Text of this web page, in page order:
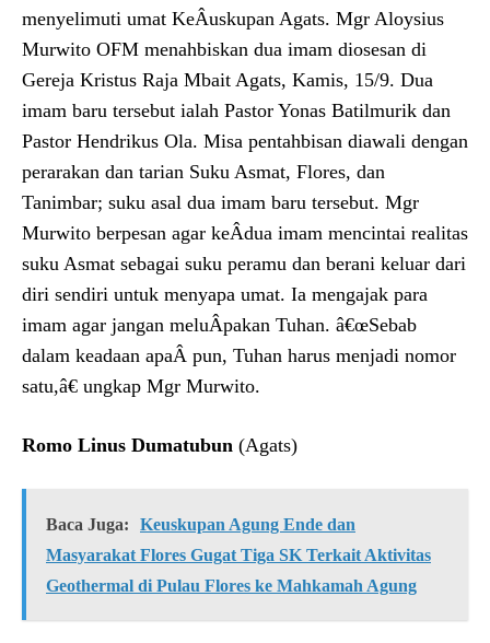
menyelimuti umat KeÂ­uskupan Agats. Mgr Aloysius
Murwito OFM menahbiskan dua imam diosesan di
Gereja Kristus Raja Mbait Agats, Kamis, 15/9. Dua
imam baru tersebut ialah Pastor Yonas Batilmurik dan
Pastor Hendrikus Ola. Misa pentahbisan diawali dengan
perarakan dan tarian Suku Asmat, Flores, dan
Tanimbar; suku asal dua imam baru tersebut. Mgr
Murwito berpesan agar keÂ­dua imam mencintai realitas
suku Asmat sebagai suku peramu dan berani keluar dari
diri sendiri untuk menyapa umat. Ia mengajak para
imam agar jangan meluÂ­pakan Tuhan. â€œSebab
dalam keadaan apaÂ­ pun, Tuhan harus menjadi nomor
satu,â€ ungkap Mgr Murwito.
Romo Linus Dumatubun (Agats)
Baca Juga:
Keuskupan Agung Ende dan
Masyarakat Flores Gugat Tiga SK Terkait Aktivitas
Geothermal di Pulau Flores ke Mahkamah Agung